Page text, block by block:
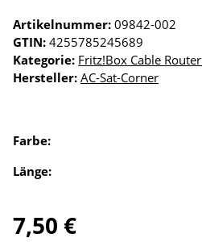
Artikelnummer: 09842-002
GTIN: 4255785245689
Kategorie: Fritz!Box Cable
Hersteller: AC-Sat-Corner
Farbe:
Länge:
7,50 €